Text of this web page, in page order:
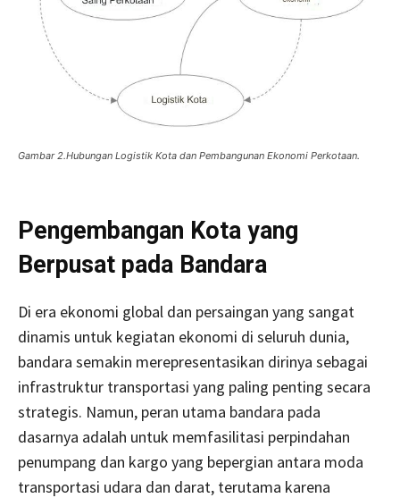
Gambar 2.Hubungan Logistik Kota dan Pembangunan Ekonomi Perkotaan.
Pengembangan Kota yang
Berpusat pada Bandara
Di era ekonomi global dan persaingan yang sangat
dinamis untuk kegiatan ekonomi di seluruh dunia,
bandara semakin merepresentasikan dirinya sebagai
infrastruktur transportasi yang paling penting secara
strategis. Namun, peran utama bandara pada
dasarnya adalah untuk memfasilitasi perpindahan
penumpang dan kargo yang bepergian antara moda
transportasi udara dan darat, terutama karena